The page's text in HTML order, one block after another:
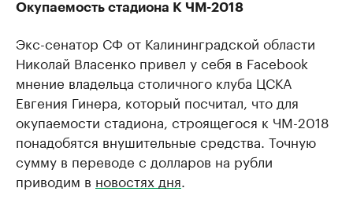
Окупаемость стадиона К ЧМ-2018
Экс-сенатор СФ от Калининградской области
Николай Власенко привел у себя в Facebook
мнение владельца столичного клуба ЦСКА
Евгения Гинера, который посчитал, что для
окупаемости стадиона, строящегося к ЧМ-2018
понадобятся внушительные средства. Точную
сумму в переводе с долларов на рубли
приводим в новостях дня